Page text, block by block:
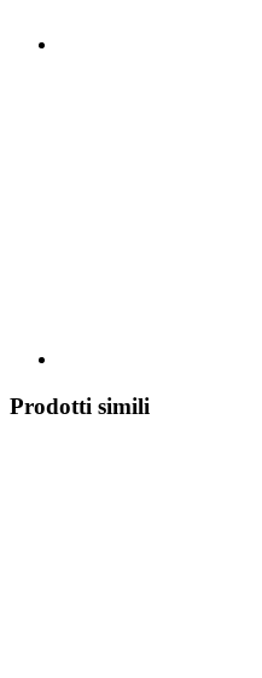
Prodotti simili